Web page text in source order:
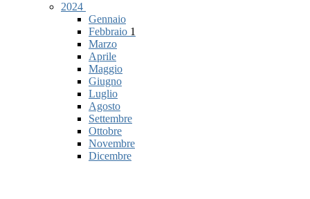
2024
Gennaio
Febbraio 1
Marzo
Aprile
Maggio
Giugno
Luglio
Agosto
Settembre
Ottobre
Novembre
Dicembre